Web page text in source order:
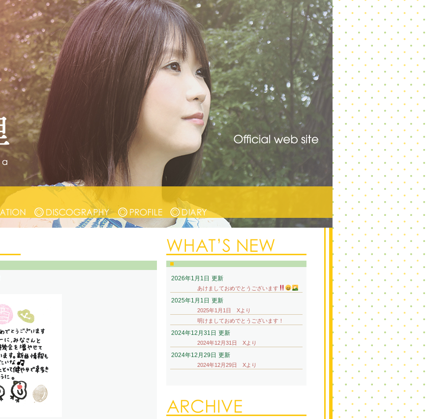
2026年1月1日 更新
あけましておめでとうございます
2025年1月1日 更新
2025年1月1日 Xより
明けましておめでとうございます！
2024年12月31日 更新
2024年12月31日 Xより
2024年12月29日 更新
2024年12月29日 Xより